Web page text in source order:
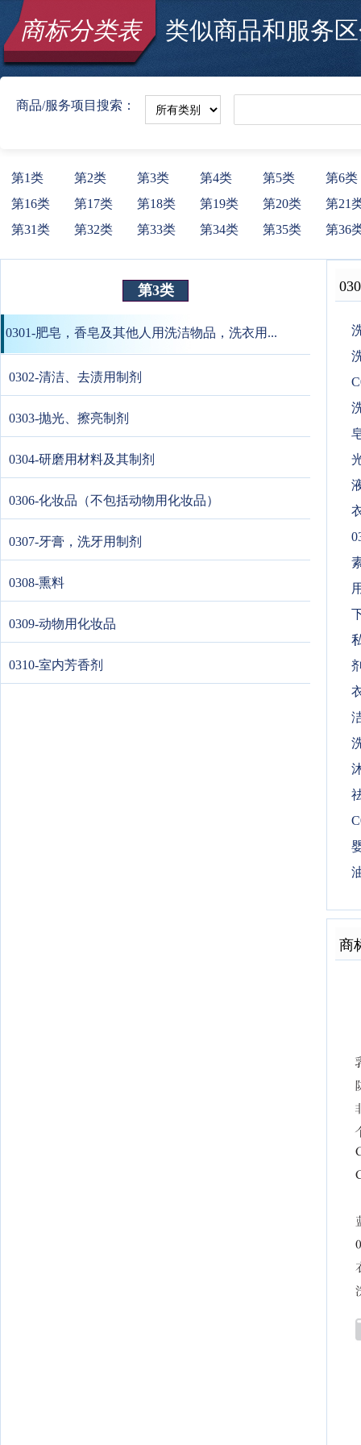
商标分类表类似商品和服务区
商品/服务项目搜索：
第1类 第2类 第3类 第4类 第5类
第6类
第16类
第17类 第18类 第19类 第20类
第21
第31类
第32类 第33类 第34类 第35类 第36
第3类
0301-肥皂，香皂及其他人用洗洁物品，洗衣用...
0302-清洁、去渍用制剂
0303-抛光、擦亮制剂
0304-研磨用材料及其制剂
0306-化妆品（不包括动物用化妆品）
0307-牙膏，洗牙用制剂
0308-熏料
0309-动物用化妆品
0310-室内芳香剂
商